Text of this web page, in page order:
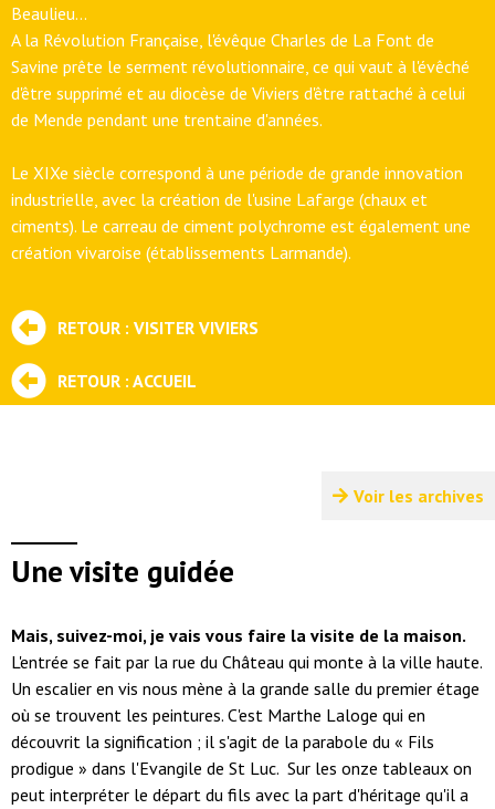
Beaulieu...
A la Révolution Française, l'évêque Charles de La Font de
Savine prête le serment révolutionnaire, ce qui vaut à l'évêché
d'être supprimé et au diocèse de Viviers d'être rattaché à celui
de Mende pendant une trentaine d'années.
Le XIXe siècle correspond à une période de grande innovation
industrielle, avec la création de l'usine Lafarge (chaux et
ciments). Le carreau de ciment polychrome est également une
création vivaroise (établissements Larmande).
RETOUR : VISITER VIVIERS
RETOUR : ACCUEIL
Voir les archives
Une visite guidée
Mais, suivez-moi, je vais vous faire la visite de la maison.
L'entrée se fait par la rue du Château qui monte à la ville haute.
Un escalier en vis nous mène à la grande salle du premier étage
où se trouvent les peintures. C'est Marthe Laloge qui en
découvrit la signification ; il s'agit de la parabole du « Fils
prodigue » dans l'Evangile de St Luc. Sur les onze tableaux on
peut interpréter le départ du fils avec la part d'héritage qu'il a